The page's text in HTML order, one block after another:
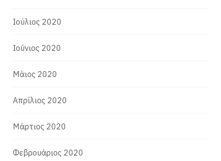
Ιούλιος 2020
Ιούνιος 2020
Μάιος 2020
Απρίλιος 2020
Μάρτιος 2020
Φεβρουάριος 2020